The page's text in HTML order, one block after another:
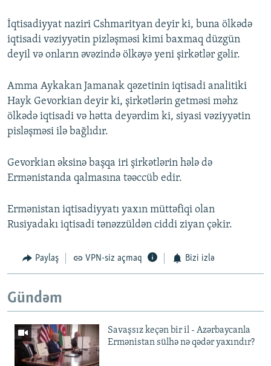
İqtisadiyyat naziri Cshmarityan deyir ki, buna ölkədə
iqtisadi vəziyyətin pizləşməsi kimi baxmaq düzgün
deyil və onların əvəzində ölkəyə yeni şirkətlər gəlir.
Amma Aykakan Jamanak qəzetinin iqtisadi analitiki
Hayk Gevorkian deyir ki, şirkətlərin getməsi məhz
ölkədə iqtisadi və hətta deyərdim ki, siyasi vəziyyətin
pisləşməsi ilə bağlıdır.
Gevorkian əksinə başqa iri şirkətlərin hələ də
Ermənistanda qalmasına təəccüb edir.
Ermənistan iqtisadiyyatı yaxın müttəfiqi olan
Rusiyadakı iqtisadi tənəzzüldən ciddi ziyan çəkir.
Paylaş VPN-siz açmaq Bizi izlə
Gündəm
Savaşsız keçən bir il - Azərbaycanla
Ermənistan sülhə nə qədər yaxındır?